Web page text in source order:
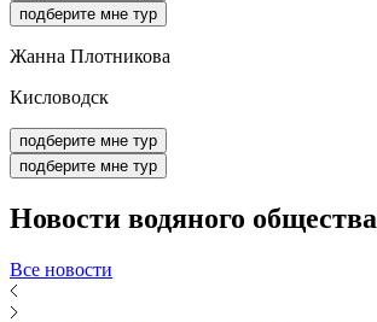
подберите мне тур
Жанна Плотникова
Кисловодск
подберите мне тур
подберите мне тур
Новости водяного общества
Все новости